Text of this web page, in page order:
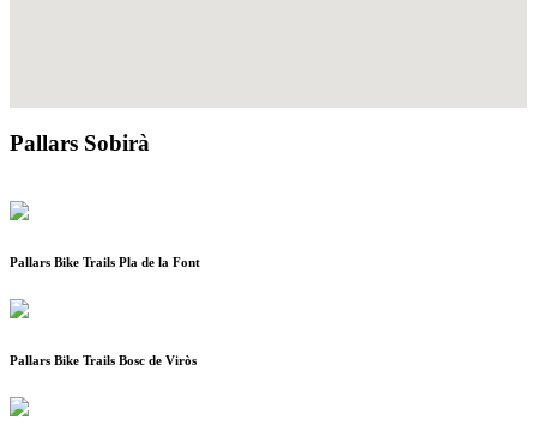
Pallars Sobirà
Pallars Bike Trails Pla de la Font
Pallars Bike Trails Bosc de Viròs